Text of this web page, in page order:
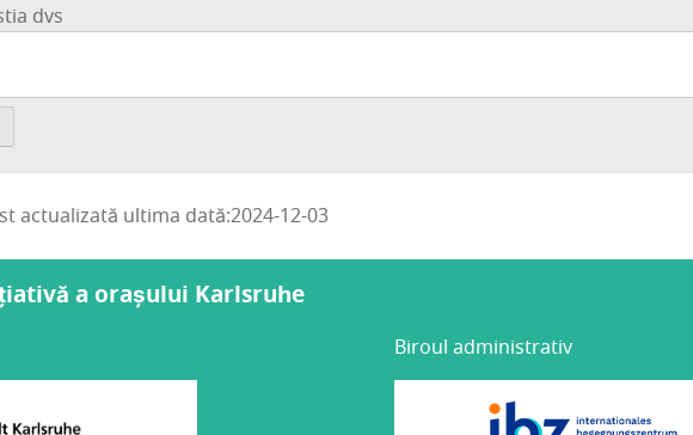
dvs
actualizată ultima dată:2024-12-03
a orașului Karlsruhe
Biroul administrativ